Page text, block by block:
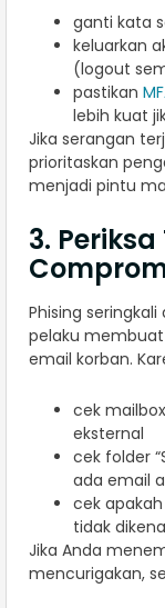
ganti kata
keluarkan
(logout
pastikan
lebih kuat
Jika serangan
prioritaskan
menjadi pintu
3.
Phising
pelaku
email korban.
cek
eksternal
cek folder
ada email
cek
tidak
Jika Anda
mencurigakan,